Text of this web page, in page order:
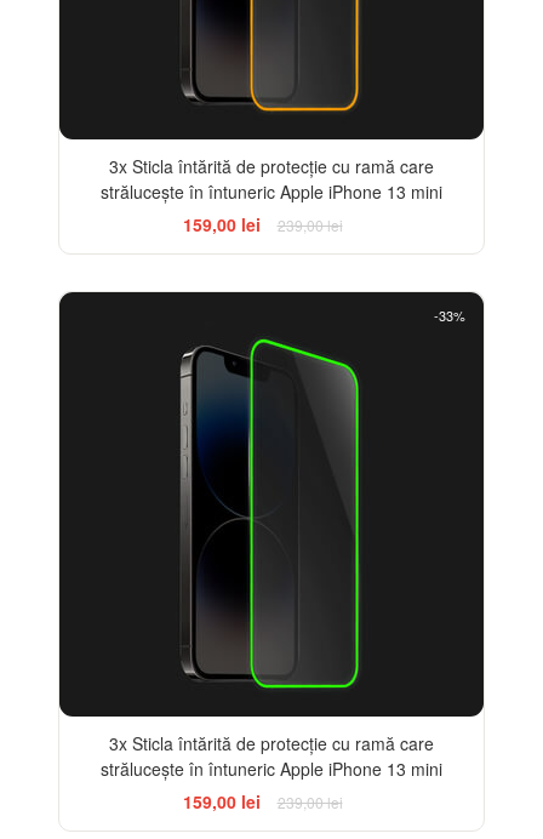
3x Sticla întărită de protecție cu ramă care
strălucește în întuneric Apple iPhone 13 mini
159,00 lei
239,00 lei
-33%
3x Sticla întărită de protecție cu ramă care
strălucește în întuneric Apple iPhone 13 mini
159,00 lei
239,00 lei